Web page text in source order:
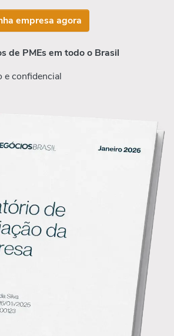
empresa agora
de PMEs em todo o Brasil
e confidencial